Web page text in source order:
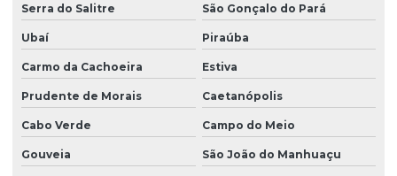
Serra do Salitre São Gonçalo do Pará
Ubaí Piraúba
Carmo da Cachoeira Estiva
Prudente de Morais Caetanópolis
Cabo Verde Campo do Meio
Gouveia São João do Manhuaçu